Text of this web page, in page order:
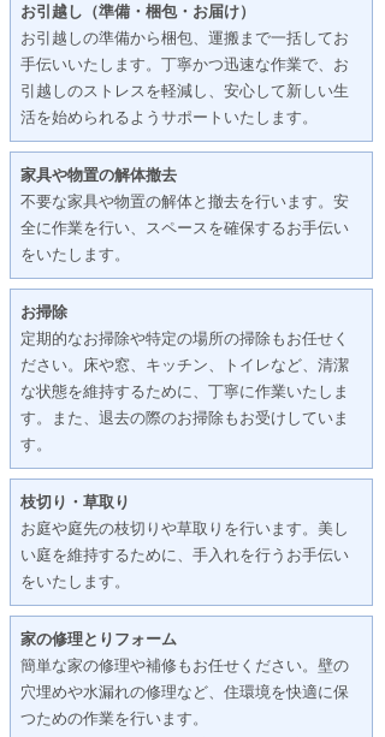
お引越し（準備・梱包・お届け）
お引越しの準備から梱包、運搬まで一括してお
手伝いいたします。丁寧かつ迅速な作業で、お
引越しのストレスを軽減し、安心して新しい生
活を始められるようサポートいたします。
家具や物置の解体撤去
不要な家具や物置の解体と撤去を行います。安
全に作業を行い、スペースを確保するお手伝い
をいたします。
お掃除
定期的なお掃除や特定の場所の掃除もお任せく
ださい。床や窓、キッチン、トイレなど、清潔
な状態を維持するために、丁寧に作業いたしま
す。また、退去の際のお掃除もお受けしていま
す。
枝切り・草取り
お庭や庭先の枝切りや草取りを行います。美し
い庭を維持するために、手入れを行うお手伝い
をいたします。
家の修理とりフォーム
簡単な家の修理や補修もお任せください。壁の
穴埋めや水漏れの修理など、住環境を快適に保
つための作業を行います。